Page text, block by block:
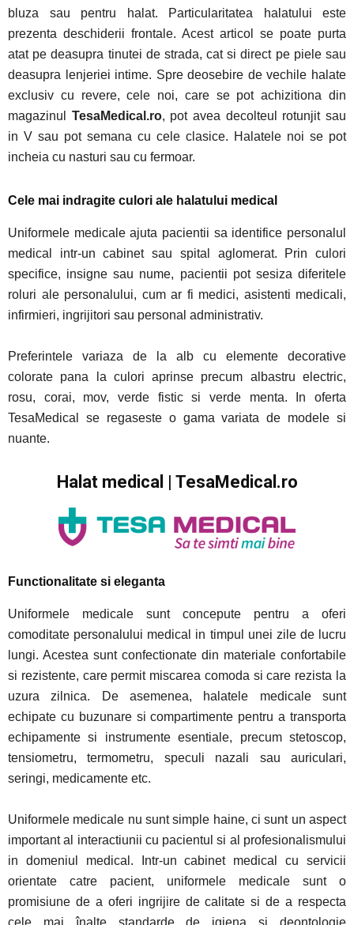
bluza sau pentru halat. Particularitatea halatului este
prezenta deschiderii frontale. Acest articol se poate purta
atat pe deasupra tinutei de strada, cat si direct pe piele sau
deasupra lenjeriei intime. Spre deosebire de vechile halate
exclusiv cu revere, cele noi, care se pot achizitiona din
magazinul TesaMedical.ro, pot avea decolteul rotunjit sau
in V sau pot semana cu cele clasice. Halatele noi se pot
incheia cu nasturi sau cu fermoar.
Cele mai indragite culori ale halatului medical
Uniformele medicale ajuta pacientii sa identifice personalul
medical intr-un cabinet sau spital aglomerat. Prin culori
specifice, insigne sau nume, pacientii pot sesiza diferitele
roluri ale personalului, cum ar fi medici, asistenti medicali,
infirmieri, ingrijitori sau personal administrativ.
Preferintele variaza de la alb cu elemente decorative
colorate pana la culori aprinse precum albastru electric,
rosu, corai, mov, verde fistic si verde menta. In oferta
TesaMedical se regaseste o gama variata de modele si
nuante.
Halat medical | TesaMedical.ro
Functionalitate si eleganta
Uniformele medicale sunt concepute pentru a oferi
comoditate personalului medical in timpul unei zile de lucru
lungi. Acestea sunt confectionate din materiale confortabile
si rezistente, care permit miscarea comoda si care rezista la
uzura zilnica. De asemenea, halatele medicale sunt
echipate cu buzunare si compartimente pentru a transporta
echipamente si instrumente esentiale, precum stetoscop,
tensiometru, termometru, speculi nazali sau auriculari,
seringi, medicamente etc.
Uniformele medicale nu sunt simple haine, ci sunt un aspect
important al interactiunii cu pacientul si al profesionalismului
in domeniul medical. Intr-un cabinet medical cu servicii
orientate catre pacient, uniformele medicale sunt o
promisiune de a oferi ingrijire de calitate si de a respecta
cele mai înalte standarde de igiena si deontologie